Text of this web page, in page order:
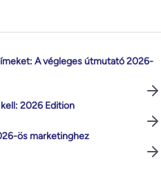
A végleges útmutató 2026-
2026 Edition
ös marketinghez